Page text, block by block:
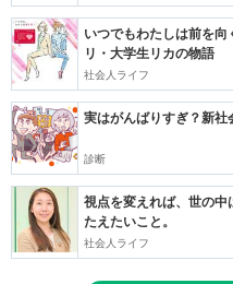
いつでもわたしは前を
リ・大学生リカの物語
社会人ライフ
実はがんばりすぎ？新社
診断
視点を変えれば、世の
たえたいこと。
社会人ライフ